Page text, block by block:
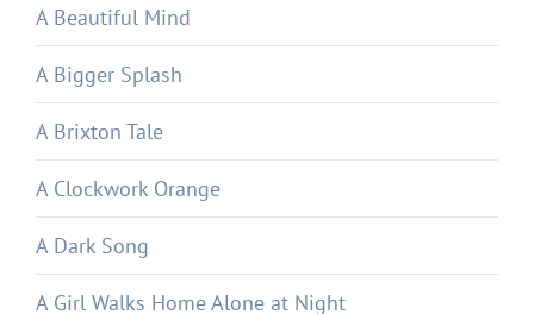
A Beautiful Mind
A Bigger Splash
A Brixton Tale
A Clockwork Orange
A Dark Song
A Girl Walks Home Alone at Night